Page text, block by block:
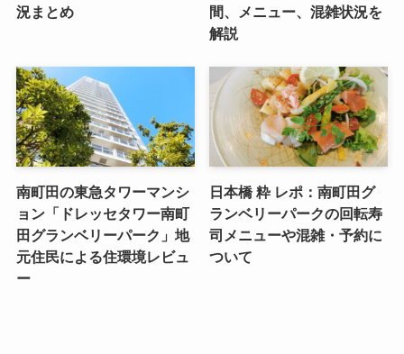
況まとめ
間、メニュー、混雑状況を
解説
南町田の東急タワーマンシ
ョン「ドレッセタワー南町
田グランベリーパーク」地
元住民による住環境レビュ
ー
日本橋 粋 レポ：南町田グ
ランベリーパークの回転寿
司メニューや混雑・予約に
ついて